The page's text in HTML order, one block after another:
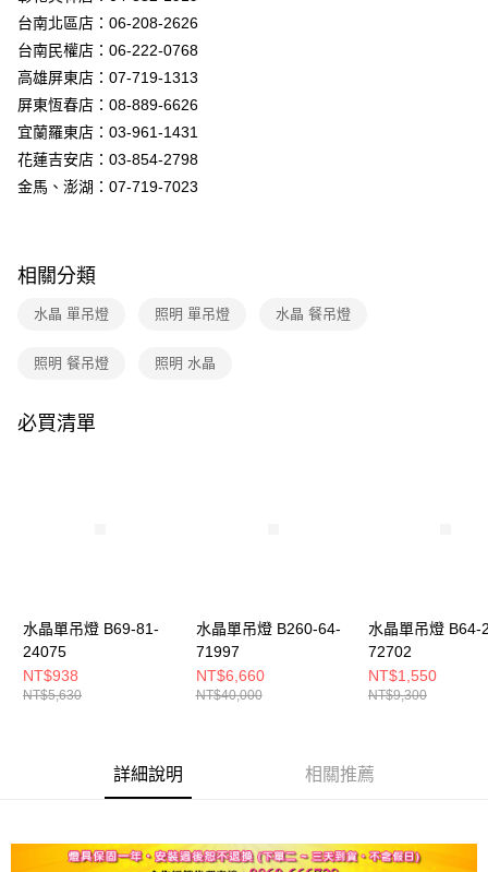
AFTEE先享後付是「在收到商品之後才付款」的支付方式。 讓您購物簡單
便利好安心！
１．簡單：不需註冊會員、不需綁卡、不需儲值。
３．安心：先確認商品／服務後，再付款。
【「AFTEE先享後付」結帳流程】
１．於結帳方式選擇「AFTEE先享後付」後，將跳轉至「AFTEE先享後付」
結帳頁面，進行簡訊認證並確認金額後，即可完成結帳。
２．訂單成立數日內，您將收到繳費通知簡訊。
後付繳納相關費用。
是否繳費成功／繳費後需取消欲退款等相關疑問，請聯繫「AFTEE先享後付
易，需依本服務之必要範圍內提供個人資料，並將交易相關給付款項請求債
權轉讓予恩沛科技股份有限公司。
恩沛科技股份有限公司將有權停止該用戶之使用額度並採取法律行動。
運送方式
新竹貨運宅配
台南北區店：06-208-2626
台南民權店：06-222-0768
高雄屏東店：07-719-1313
屏東恆春店：08-889-6626
宜蘭羅東店：03-961-1431
花蓮吉安店：03-854-2798
金馬、澎湖：07-719-7023
相關分類
水晶 單吊燈 照明 單吊燈 水晶 餐吊燈
照明 餐吊燈 照明 水晶
必買清單
水晶單吊燈 B69-81-
24075
NT$938
NT$5,630
水晶單吊燈 B260-64-
71997
NT$6,660
NT$40,000
水晶單吊燈 B64-
72702
NT$1,550
NT$9,300
詳細說明 相關推薦